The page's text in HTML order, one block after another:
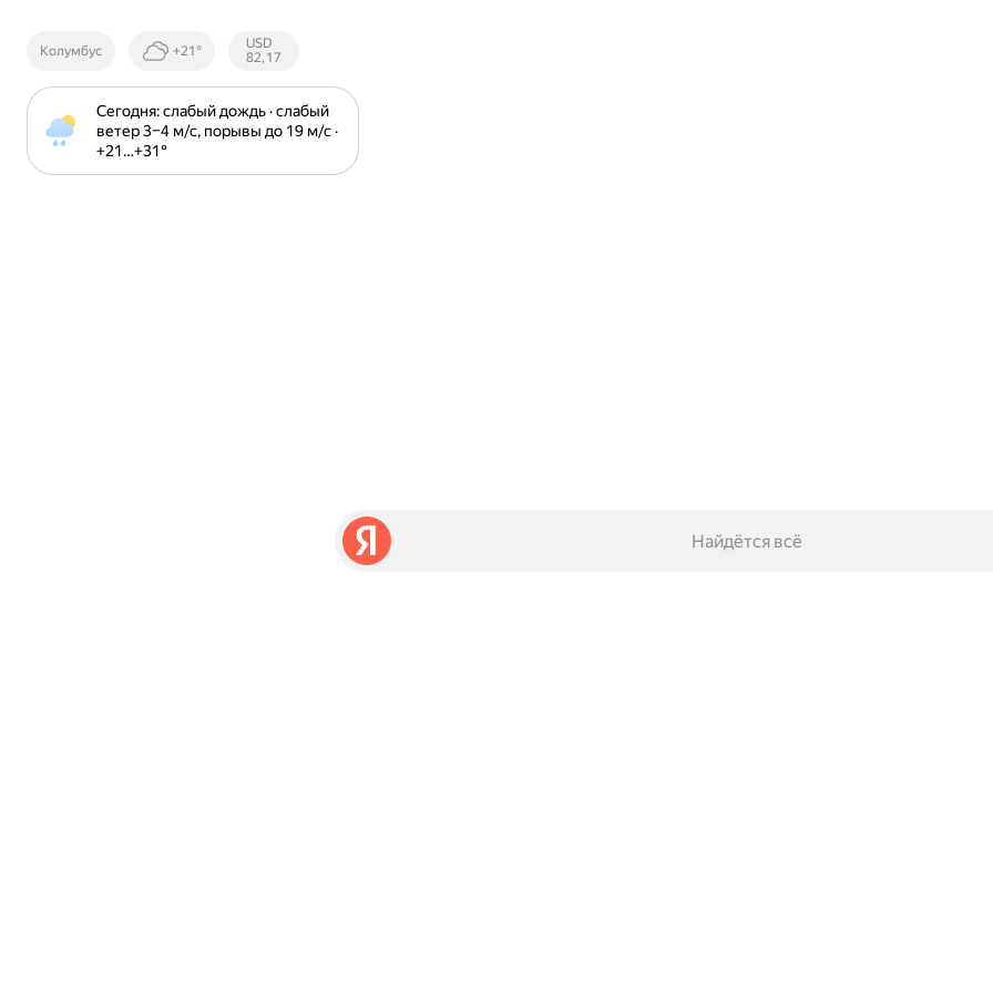
Колумбус +21°
Курсы ЦБ
РФ
USD
82,17
Сегодня: слабый дождь · слабый
ветер 3⁠–⁠4 м⁠/⁠с, порывы до 19 м⁠/⁠с ·
+21⁠…⁠+31⁠°